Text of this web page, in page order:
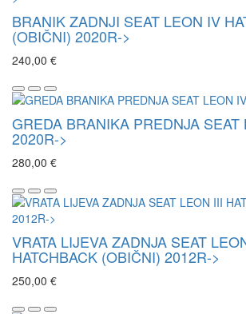
BRANIK ZADNJI SEAT LEON IV
(OBIČNI) 2020R->
240,00 €
GREDA BRANIKA PREDNJA SEAT
2020R->
280,00 €
VRATA LIJEVA ZADNJA SEAT
HATCHBACK (OBIČNI) 2012R->
250,00 €